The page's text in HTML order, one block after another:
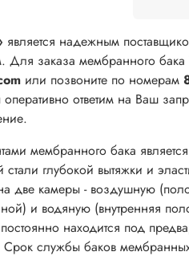
является надежным
заказа мембранного бака
или позвоните по номерам
ответим на Ваш
мембранного бака
стали глубокой вытяжки и
две камеры - воздушную
и водяную (внутренняя
находится под
Срок службы баков